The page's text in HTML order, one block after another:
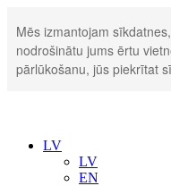
Mēs izmantojam
nodrošinātu jums ērtu
pārlūkošanu, jūs piekrītat
LV
LV
EN